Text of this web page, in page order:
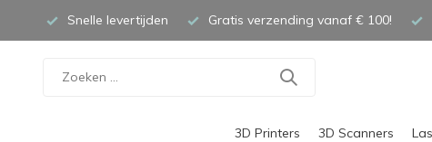
Snelle levertijden Gratis verzending vanaf € 100!
3D Printers 3D Scanners